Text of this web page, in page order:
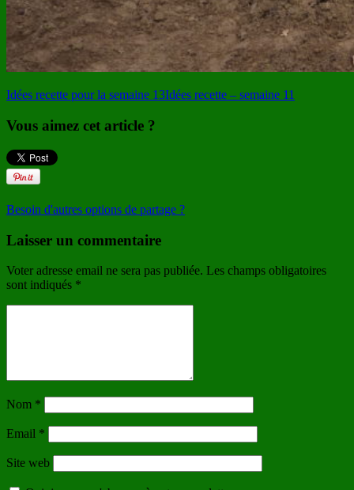
Idées recette pour la semaine 13Idées recette – semaine 11
Vous aimez cet article ?
Besoin d'autres options de partage ?
Laisser un commentaire
Voter adresse email ne sera pas publiée. Les champs obligatoires
sont indiqués *
Nom *
Email *
Site web